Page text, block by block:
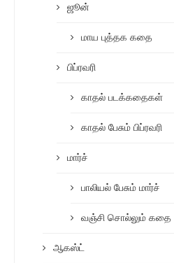
ஜூன்
மாய புத்தக கதை
பிப்ரவரி
காதல் படக்கதைகள்
காதல் பேசும் பிப்ரவரி
மார்ச்
பாலியல் பேசும் மார்ச்
வஞ்சி சொல்லும் கதை
ஆகஸ்ட்